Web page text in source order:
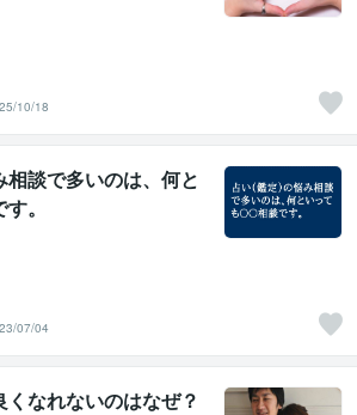
10/18
談で多いのは、何と
。
07/04
なれないのはなぜ？